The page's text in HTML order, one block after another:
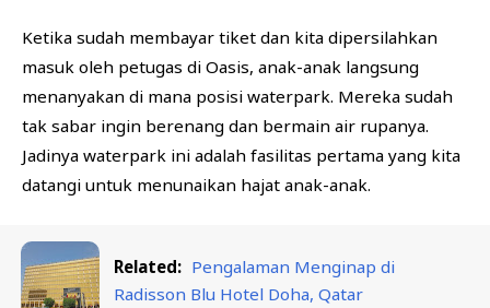
Ketika sudah membayar tiket dan kita dipersilahkan
masuk oleh petugas di Oasis, anak-anak langsung
menanyakan di mana posisi waterpark. Mereka sudah
tak sabar ingin berenang dan bermain air rupanya.
Jadinya waterpark ini adalah fasilitas pertama yang kita
datangi untuk menunaikan hajat anak-anak.
Related: Pengalaman Menginap di
Radisson Blu Hotel Doha, Qatar